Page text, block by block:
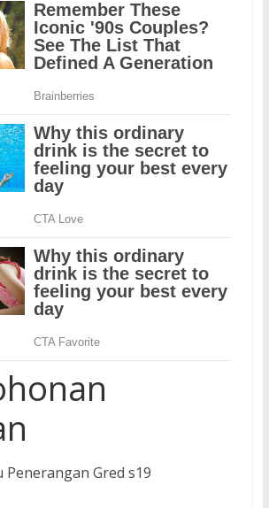
Penerangan Gred s19